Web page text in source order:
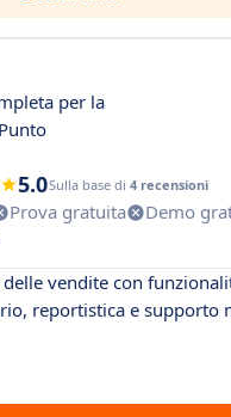
per la
5.0Sulla base di 4 recensioni
Prova gratuita
Demo
vendite con
reportistica e supporto